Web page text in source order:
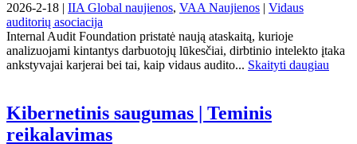
2026-2-18 | IIA Global naujienos, VAA Naujienos
Vidaus
auditorių asociacija
Internal Audit Foundation pristatė naują ataskaitą, kurioje
analizuojami kintantys darbuotojų lūkesčiai, dirbtinio intelekto įtaka
ankstyvajai karjerai bei tai, kaip vidaus audito... Skaityti daugiau
Kibernetinis saugumas | Teminis
reikalavimas